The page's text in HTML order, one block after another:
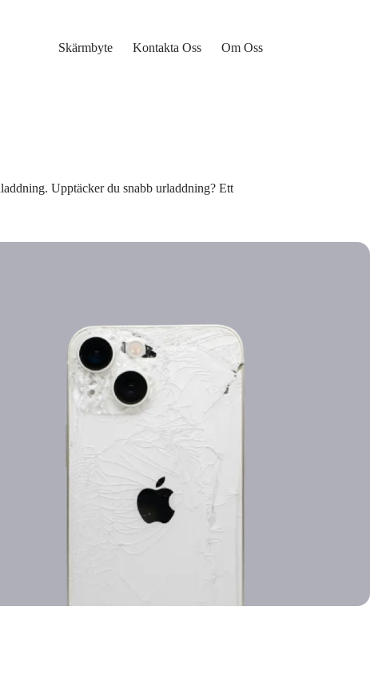
Skärmbyte
Kontakta Oss Om Oss
Upptäcker du snabb urladdning? Ett